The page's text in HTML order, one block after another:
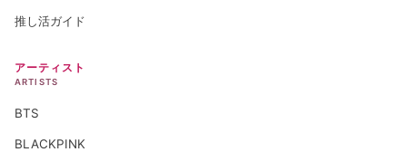
推し活ガイド
アーティスト
ARTISTS
BTS
BLACKPINK